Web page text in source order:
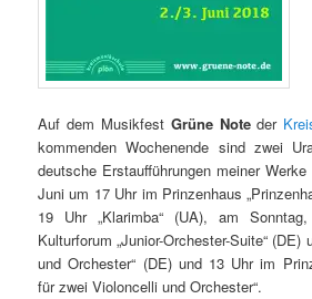
Auf dem Musikfest Grüne Noteder
kommenden Wochenende sind zwei
deutsche Erstaufführungen meiner
Juni um 17 Uhr im Prinzenhaus
19 Uhr „Klarimba“ (UA), am
Kulturforum „Junior-Orchester-Suite“ (DE)
und Orchester“ (DE) und 13 Uhr im
für zwei Violoncelli und Orchester“.